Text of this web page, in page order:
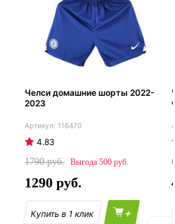
Челси домашние шорты 2022-
2023
116470
4.83
1790
500
1290
+